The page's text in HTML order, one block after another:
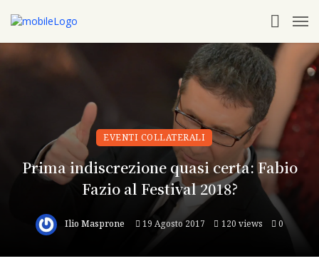
EVENTI COLLATERALI
Prima indiscrezione quasi certa: Fabio
Fazio al Festival 2018?
Ilio Masprone 19 Agosto 2017 120 views 0